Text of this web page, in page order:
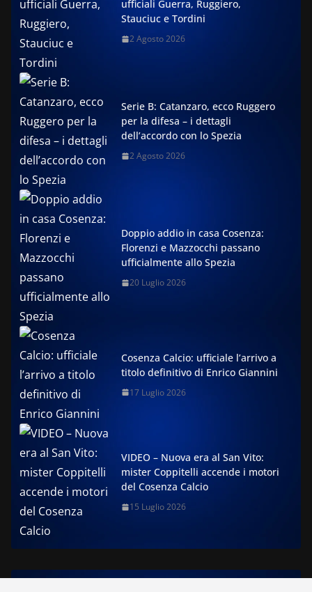
ufficiali Guerra, Ruggiero,
Stauciuc e Tordini
2 Agosto 2026
Serie B: Catanzaro, ecco Ruggero
per la difesa – i dettagli
dell’accordo con lo Spezia
2 Agosto 2026
Doppio addio in casa Cosenza:
Florenzi e Mazzocchi passano
ufficialmente allo Spezia
20 Luglio 2026
Cosenza Calcio: ufficiale l’arrivo a
titolo definitivo di Enrico Giannini
17 Luglio 2026
VIDEO – Nuova era al San Vito:
mister Coppitelli accende i motori
del Cosenza Calcio
15 Luglio 2026